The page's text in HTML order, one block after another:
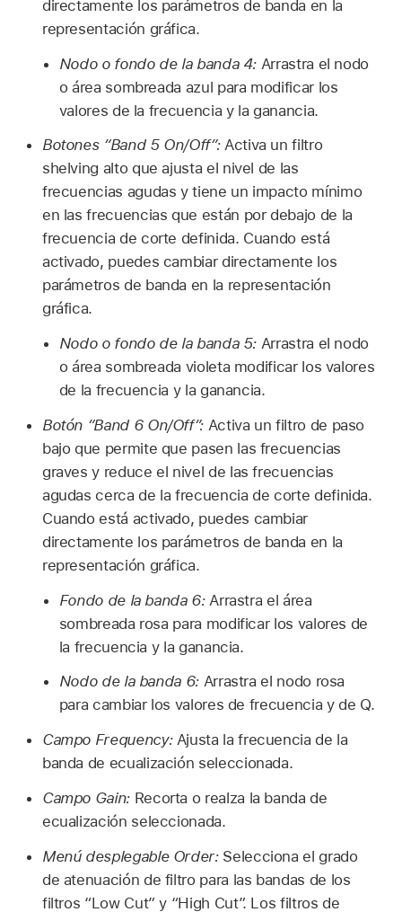
directamente los parámetros de banda en la
representación gráfica.
Nodo o fondo de la banda 4: Arrastra el nodo
o área sombreada azul para modificar los
valores de la frecuencia y la ganancia.
Botones “Band 5 On/Off”: Activa un filtro
shelving alto que ajusta el nivel de las
frecuencias agudas y tiene un impacto mínimo
en las frecuencias que están por debajo de la
frecuencia de corte definida. Cuando está
activado, puedes cambiar directamente los
parámetros de banda en la representación
gráfica.
Nodo o fondo de la banda 5: Arrastra el nodo
o área sombreada violeta modificar los valores
de la frecuencia y la ganancia.
Botón “Band 6 On/Off”: Activa un filtro de paso
bajo que permite que pasen las frecuencias
graves y reduce el nivel de las frecuencias
agudas cerca de la frecuencia de corte definida.
Cuando está activado, puedes cambiar
directamente los parámetros de banda en la
representación gráfica.
Fondo de la banda 6: Arrastra el área
sombreada rosa para modificar los valores de
la frecuencia y la ganancia.
Nodo de la banda 6: Arrastra el nodo rosa
para cambiar los valores de frecuencia y de Q.
Campo Frequency: Ajusta la frecuencia de la
banda de ecualización seleccionada.
Campo Gain: Recorta o realza la banda de
ecualización seleccionada.
Menú desplegable Order: Selecciona el grado
de atenuación de filtro para las bandas de los
filtros “Low Cut” y “High Cut”. Los filtros de